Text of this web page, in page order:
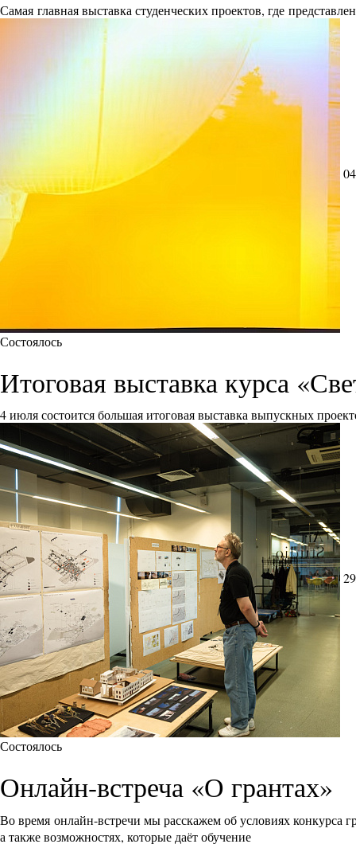
Самая главная выставка студенческих проектов, где
Состоялось
Итоговая выставка курса
4 июля состоится большая итоговая выставка выпускных
Состоялось
Онлайн-встреча «О грантах»
Во время онлайн-встречи мы расскажем об условиях
а также возможностях, которые даёт обучение